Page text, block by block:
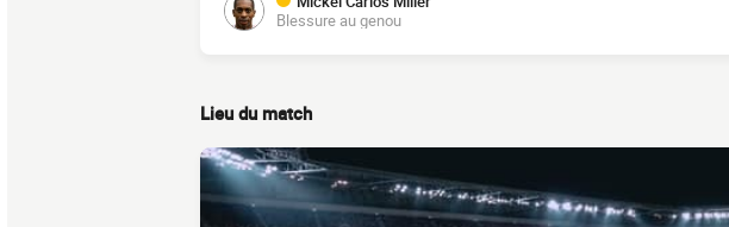
Blessure au genou
Lieu du match